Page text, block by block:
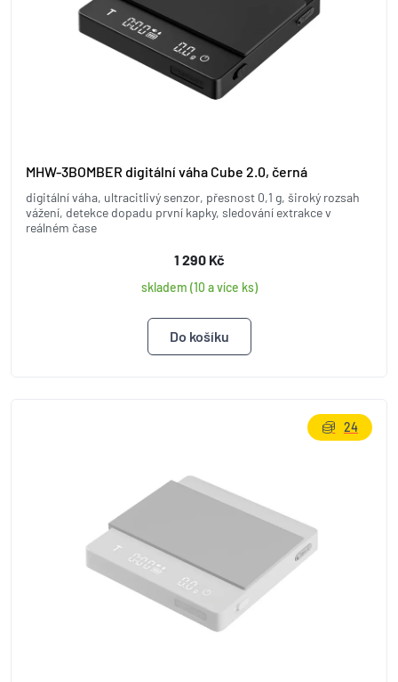
MHW-3BOMBER digitální váha Cube 2.0, černá
digitální váha, ultracitlivý senzor, přesnost 0,1 g, široký rozsah
vážení, detekce dopadu první kapky, sledování extrakce v
reálném čase
1 290 Kč
skladem (10 a více ks)
24